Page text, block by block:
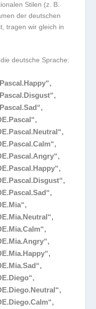
Stilen (z. B.
der deutschen
tragen wir gleich in
deutsche Sprache: